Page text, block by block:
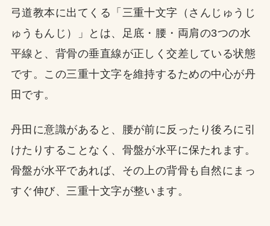
弓道教本に出てくる「三重十文字（さんじゅうじ
ゅうもんじ）」とは、足底・腰・両肩の3つの水
平線と、背骨の垂直線が正しく交差している状態
です。この三重十文字を維持するための中心が丹
田です。
丹田に意識があると、腰が前に反ったり後ろに引
けたりすることなく、骨盤が水平に保たれます。
骨盤が水平であれば、その上の背骨も自然にまっ
すぐ伸び、三重十文字が整います。